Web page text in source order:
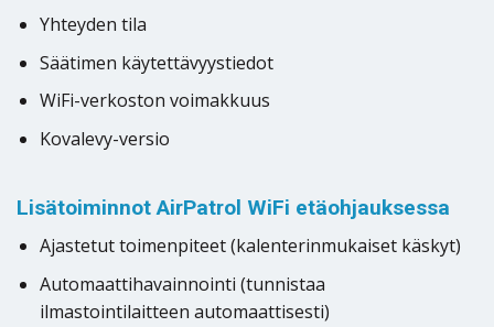
Yhteyden tila
Säätimen käytettävyystiedot
WiFi-verkoston voimakkuus
Kovalevy-versio
Lisätoiminnot AirPatrol WiFi etäohjauksessa
Ajastetut toimenpiteet (kalenterinmukaiset käskyt)
Automaattihavainnointi (tunnistaa
ilmastointilaitteen automaattisesti)